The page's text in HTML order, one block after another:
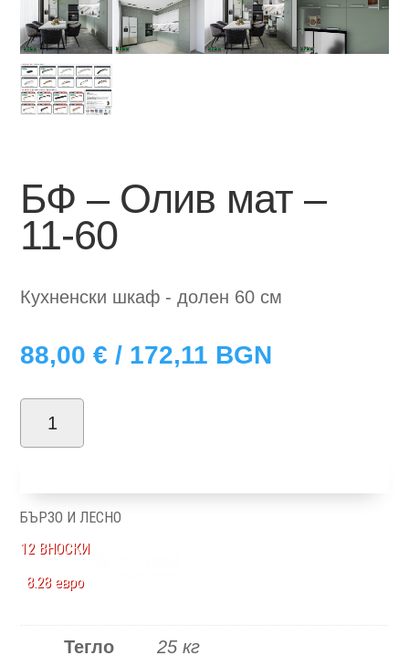
БФ – Олив мат –
11-60
Кухненски шкаф - долен 60 см
88,00€ / 172,11 BGN
количество
за
11-
БЪРЗО И ЛЕСНО
12 ВНОСКИ
8.28 евро
Тегло 25 кг